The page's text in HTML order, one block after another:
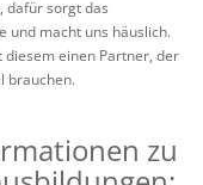
dafür sorgt das
und macht uns häuslich.
einen Partner, der
brauchen.
zu